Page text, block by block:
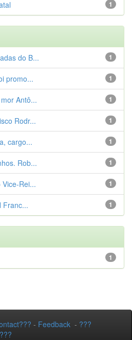
1
1
do B...
1
promo...
1
Antô...
1
Rodr...
1
cargo...
1
Rob...
1
Rei...
1
Franc...
1
- Feedback - ???